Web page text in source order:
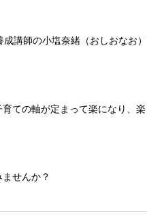
講師の小塩奈緒（おしおなお）
ての軸が定まって楽になり、
せんか？